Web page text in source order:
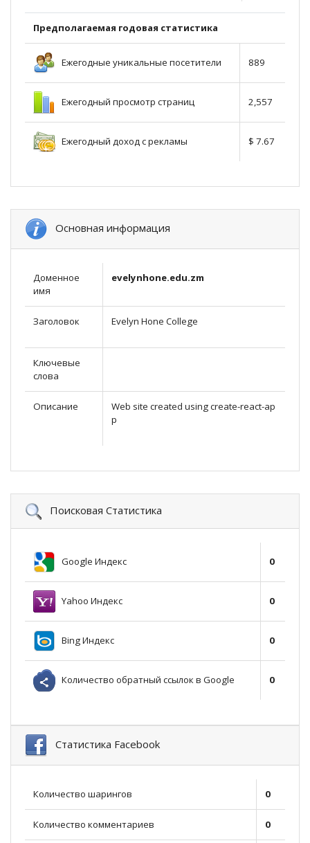
Предполагаемая годовая статистика
Ежегодные уникальные посетители 889
Ежегодный просмотр страниц 2,557
Ежегодный доход с рекламы $ 7.67
Основная информация
Доменное
имя
evelynhone.edu.zm
Заголовок Evelyn Hone College
Ключевые
слова
Описание
Web site created using create-react-ap
p
Поисковая Статистика
Google Индекс 0
Yahoo Индекс 0
Bing Индекс 0
Количество обратный ссылок в Google 0
Статистика Facebook
Количество шарингов 0
Количество комментариев 0